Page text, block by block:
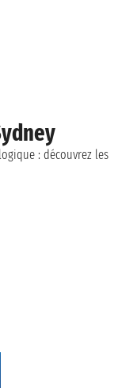
: découvrez les